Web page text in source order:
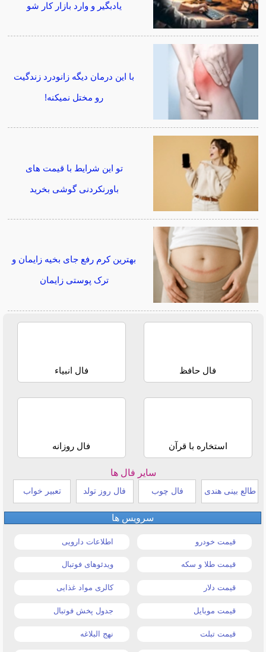
یادبگیر و وارد بازار کار شو
با این درمان دیگه زانودرد زندگیت
رو مختل نمیکنه!
تو این شرایط با قیمت های
باورنکردنی گوشی بخرید
بهترین کرم رفع جای بخیه زایمان و
ترک پوستی زایمان
فال حافظ فال انبیاء
استخاره با قرآن فال روزانه
سایر فال ها
طالع بینی هندی فال چوب فال روز تولد تعبیر خواب
سرویس ها
قیمت خودرو اطلاعات دارویی
قیمت طلا و سکه ویدئوهای فوتبال
قیمت دلار کالری مواد غذایی
قیمت موبایل جدول پخش فوتبال
قیمت تبلت نهج البلاغه